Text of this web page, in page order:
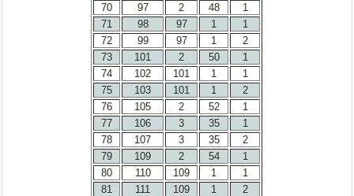
70
97 2 48
1
71
98 97 1
1
72
99 97 1
2
73
101 2 50
1
74
102 101 1
1
75
103 101 1
2
76
105 2 52
1
77
106 3 35
1
78
107 3 35
2
79
109 2 54
1
80
110 109 1
1
81
111 109 1
2